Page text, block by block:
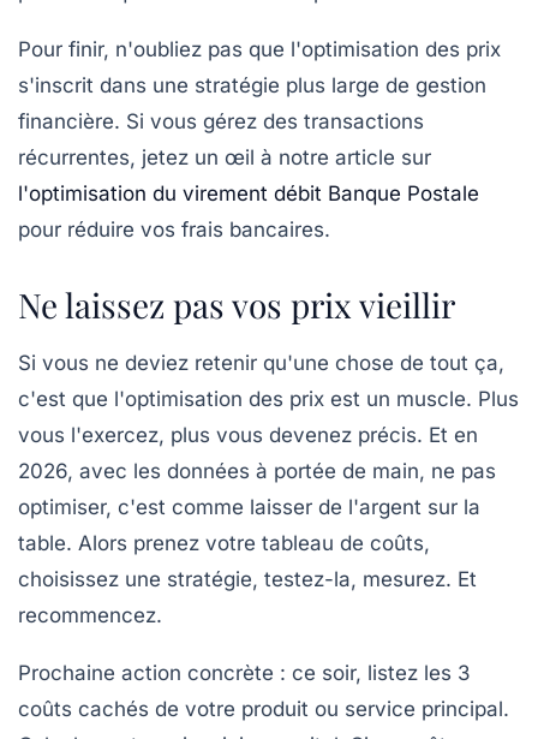
Pour finir, n'oubliez pas que l'optimisation des prix
s'inscrit dans une stratégie plus large de gestion
financière. Si vous gérez des transactions
récurrentes, jetez un œil à notre article sur
l'optimisation du virement débit Banque Postale
pour réduire vos frais bancaires.
Ne laissez pas vos prix vieillir
Si vous ne deviez retenir qu'une chose de tout ça,
c'est que l'optimisation des prix est un muscle. Plus
vous l'exercez, plus vous devenez précis. Et en
2026, avec les données à portée de main, ne pas
optimiser, c'est comme laisser de l'argent sur la
table. Alors prenez votre tableau de coûts,
choisissez une stratégie, testez-la, mesurez. Et
recommencez.
Prochaine action concrète : ce soir, listez les 3
coûts cachés de votre produit ou service principal.